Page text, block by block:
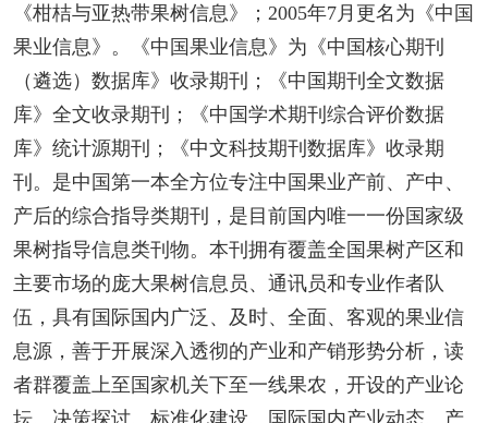
《柑桔与亚热带果树信息》；2005年7月更名为《中国
果业信息》。《中国果业信息》为《中国核心期刊
（遴选）数据库》收录期刊；《中国期刊全文数据
库》全文收录期刊；《中国学术期刊综合评价数据
库》统计源期刊；《中文科技期刊数据库》收录期
刊。是中国第一本全方位专注中国果业产前、产中、
产后的综合指导类期刊，是目前国内唯一一份国家级
果树指导信息类刊物。本刊拥有覆盖全国果树产区和
主要市场的庞大果树信息员、通讯员和专业作者队
伍，具有国际国内广泛、及时、全面、客观的果业信
息源，善于开展深入透彻的产业和产销形势分析，读
者群覆盖上至国家机关下至一线果农，开设的产业论
坛、决策探讨、标准化建设、国际国内产业动态、产